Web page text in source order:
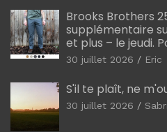
Brooks Brothers
supplémentaire
et plus – le jeudi.
30 juillet 2026 Eric
S'il te plaît, ne
30 juillet 2026